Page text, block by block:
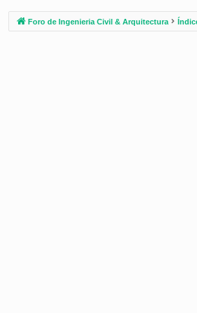
Foro de Ingenieria Civil & Arquitectura